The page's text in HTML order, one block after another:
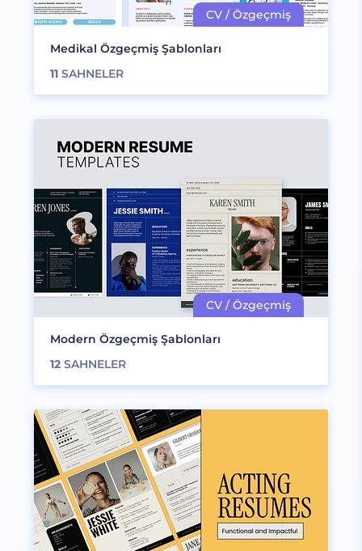
Medikal Özgeçmiş Şablonları
11 SAHNELER
Modern Özgeçmiş Şablonları
12 SAHNELER